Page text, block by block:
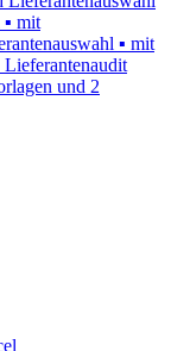
▪ mit
▪ mit
Lieferantenaudit
und 2